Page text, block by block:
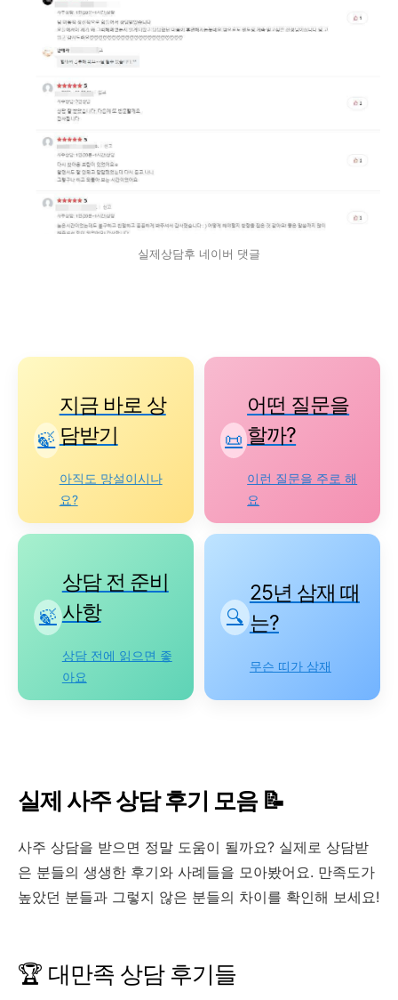
실제상담후 네이버 댓글
🍃
지금 바로 상
담받기
아직도 망설이시나
요?
📜
어떤 질문을
할까?
이런 질문을 주로 해
요
🍃
상담 전 준비
사항
상담 전에 읽으면 좋
아요
🔍
25년 삼재 때
는?
무슨 띠가 삼재
실제 사주 상담 후기 모음 📝
사주 상담을 받으면 정말 도움이 될까요? 실제로 상담받
은 분들의 생생한 후기와 사례들을 모아봤어요. 만족도가
높았던 분들과 그렇지 않은 분들의 차이를 확인해 보세요!
🏆 대만족 상담 후기들